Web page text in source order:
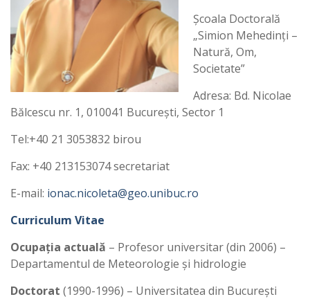
Şcoala Doctorală
„Simion Mehedinţi –
Natură, Om,
Societate”
Adresa: Bd. Nicolae
Bălcescu nr. 1, 010041 Bucureşti, Sector 1
Tel:+40 21 3053832 birou
Fax: +40 213153074 secretariat
E-mail: ionac.nicoleta@geo.unibuc.ro
Curriculum Vitae
Ocupaţia actuală – Profesor universitar (din 2006) –
Departamentul de Meteorologie şi hidrologie
Doctorat (1990-1996) – Universitatea din Bucureşti